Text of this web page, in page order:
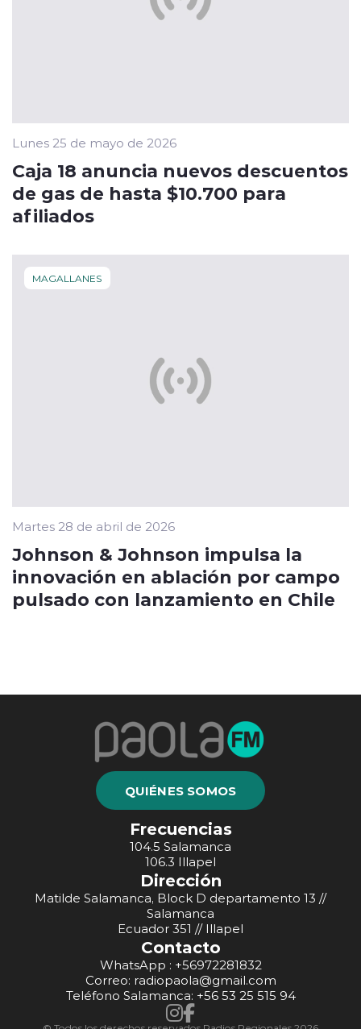
Lunes 25 de mayo de 2026
Caja 18 anuncia nuevos descuentos
de gas de hasta $10.700 para
afiliados
MAGALLANES
Martes 28 de abril de 2026
Johnson & Johnson impulsa la
innovación en ablación por campo
pulsado con lanzamiento en Chile
QUIÉNES SOMOS
Frecuencias
104.5 Salamanca
106.3 Illapel
Dirección
Matilde Salamanca, Block D departamento 13 //
Salamanca
Ecuador 351 // Illapel
Contacto
WhatsApp : +56972281832
Correo: radiopaola@gmail.com
Teléfono Salamanca: +56 53 25 515 94